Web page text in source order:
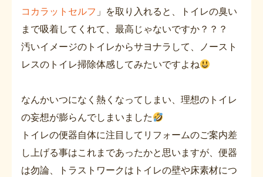
コカラットセルフ 」を取り入れると、トイレの臭い
まで吸着してくれて、最高じゃないですか？？？
汚いイメージのトイレからサヨナラして、ノースト
レスのトイレ掃除体感してみたいですよね
なんかいつになく熱くなってしまい、理想のトイレ
の妄想が膨らんでしまいました
トイレの便器自体に注目してリフォームのご案内差
し上げる事はこれまであったかと思いますが、便器
は勿論、トラストワークはトイレの壁や床素材につ